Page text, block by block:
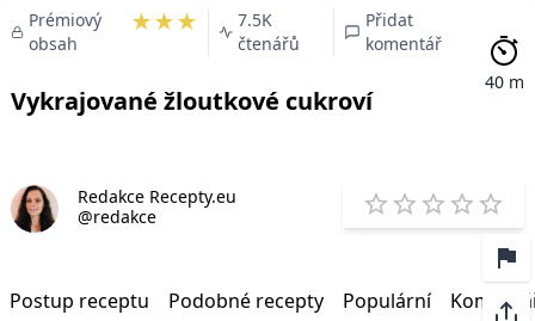
Prémiový
obsah
★★★
7.5K
čtenářů
Přidat
komentář
Vykrajované žloutkové cukroví
40 m
Redakce Recepty.eu
@redakce
1 Star
2 Stars
3 Stars
4 5
Postup receptu Podobné recepty Populární